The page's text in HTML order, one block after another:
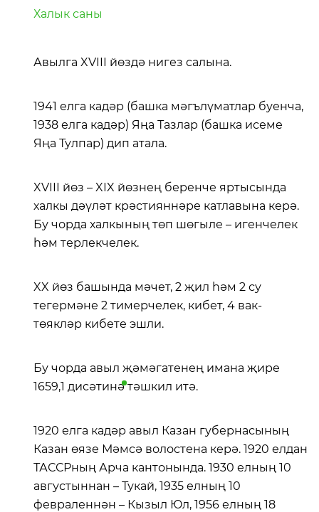
Халык саны
Авылга XVIII йөздә нигез салына.
1941 елга кадәр (башка мәгълүматлар буенча,
1938 елга кадәр) Яңа Тазлар (башка исеме
Яңа Тулпар) дип атала.
XVIII йөз – XIX йөзнең беренче яртысында
халкы дәүләт крәстияннәре катлавына керә.
Бу чорда халкының төп шөгыле – игенчелек
һәм терлекчелек.
XX йөз башында мәчет, 2 җил һәм 2 су
тегермәне 2 тимерчелек, кибет, 4 вак-
төякләр кибете эшли.
Бу чорда авыл җәмәгатенең имана җире
1659,1 дисәтинәтәшкил итә.
1920 елга кадәр авыл Казан губернасының
Казан өязе Мәмсә волостена керә. 1920 елдан
ТАССРның Арча кантонында. 1930 елның 10
августыннан – Тукай, 1935 елның 10
февраленнән – Кызыл Юл, 1956 елның 18